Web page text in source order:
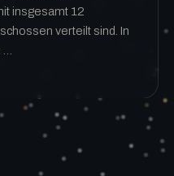
insgesamt 12
verteilt sind. In